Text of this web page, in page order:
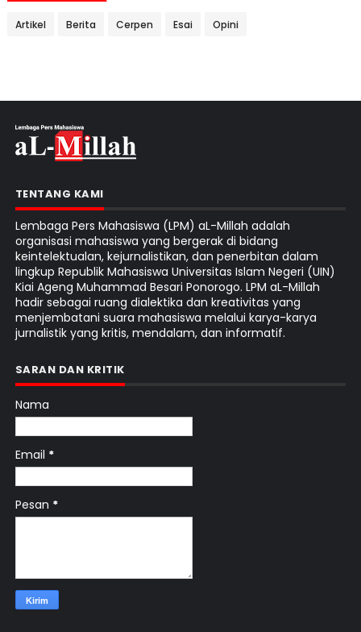
Artikel Berita Cerpen Esai Opini
TENTANG KAMI
Lembaga Pers Mahasiswa (LPM) aL-Millah adalah
organisasi mahasiswa yang bergerak di bidang
keintelektualan, kejurnalistikan, dan penerbitan dalam
lingkup Republik Mahasiswa Universitas Islam Negeri (UIN)
Kiai Ageng Muhammad Besari Ponorogo. LPM aL-Millah
hadir sebagai ruang dialektika dan kreativitas yang
menjembatani suara mahasiswa melalui karya-karya
jurnalistik yang kritis, mendalam, dan informatif.
SARAN DAN KRITIK
Nama
Email *
Pesan *